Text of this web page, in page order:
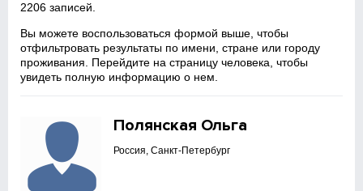
2206 записей.
Вы можете воспользоваться формой выше, чтобы
отфильтровать результаты по имени, стране или городу
проживания. Перейдите на страницу человека, чтобы
увидеть полную информацию о нем.
Полянская Ольга
Россия, Санкт-Петербург